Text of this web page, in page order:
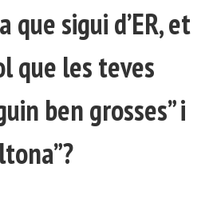
sigui d’ER, et
que les teves
ben grosses” i